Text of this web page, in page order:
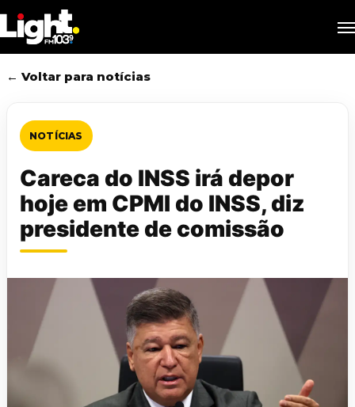
to
main
content
← Voltar para notícias
NOTÍCIAS
Careca do INSS irá depor
hoje em CPMI do INSS, diz
presidente de comissão